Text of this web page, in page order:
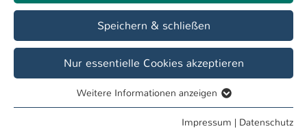
Datum / Uhrzeit
03. Jun / 09:00 Uhr - 15:00 Uhr
Speichern & schließen
Nur essentielle Cookies akzeptieren
Essentielle Cookies werden für grundlegende Funktionen
Weitere Informationen anzeigen
Impressum | Datenschutz